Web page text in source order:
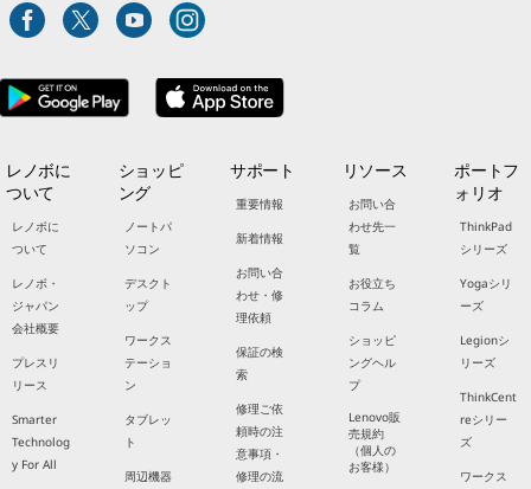
レノボに
ついて
レノボに
ついて
レノボ・
ジャパン
会社概要
プレスリ
リース
Smarter
Technolog
y For All
ショッピ
ング
ノートパ
ソコン
デスクト
ップ
ワークス
テーショ
ン
タブレッ
ト
周辺機器
サポート
重要情報
新着情報
お問い合
わせ・修
理依頼
保証の検
索
修理ご依
頼時の注
意事項・
修理の流
リソース
お問い合
わせ先一
覧
お役立ち
コラム
ショッピ
ングヘル
プ
Lenovo販
売規約
（個人の
お客様）
ポートフ
ォリオ
ThinkPad
シリーズ
Yogaシリ
ーズ
Legionシ
リーズ
ThinkCent
reシリー
ズ
ワークス